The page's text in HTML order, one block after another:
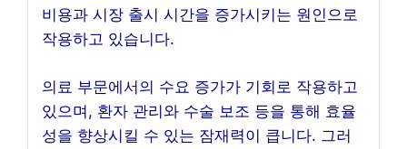
비용과 시장 출시 시간을 증가시키는 원인으로
작용하고 있습니다.
의료 부문에서의 수요 증가가 기회로 작용하고
있으며, 환자 관리와 수술 보조 등을 통해 효율
성을 향상시킬 수 있는 잠재력이 큽니다. 그러